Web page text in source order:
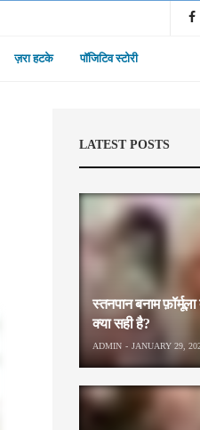
ज़रा हटके पॉजिटिव स्टोरी
LATEST POSTS
स्तनपान बनाम
क्या सही है?
ADMIN JANUARY 29,